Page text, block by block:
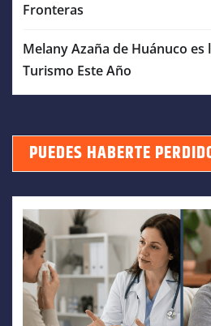
Fronteras
Melany Azaña de Huánuco es
Turismo Este Año
PUEDES HABERTE